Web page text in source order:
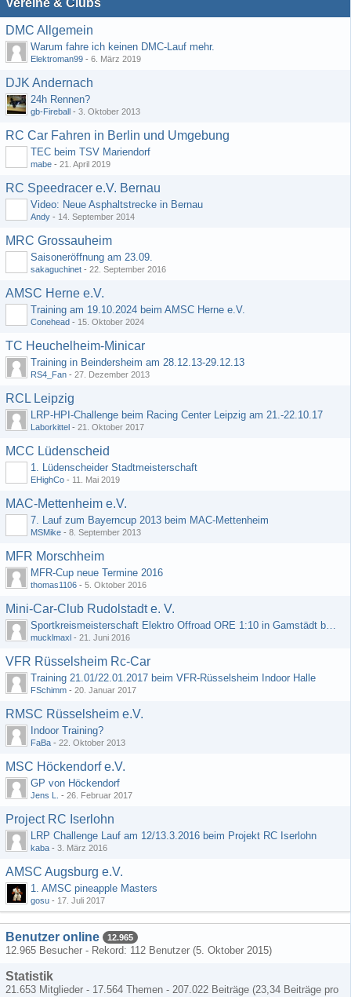
Vereine & Clubs
DMC Allgemein
Warum fahre ich keinen DMC-Lauf mehr.
Elektroman99 - 6. März 2019
DJK Andernach
24h Rennen?
gb-Fireball - 3. Oktober 2013
RC Car Fahren in Berlin und Umgebung
TEC beim TSV Mariendorf
mabe - 21. April 2019
RC Speedracer e.V. Bernau
Video: Neue Asphaltstrecke in Bernau
Andy - 14. September 2014
MRC Grossauheim
Saisoneröffnung am 23.09.
sakaguchinet - 22. September 2016
AMSC Herne e.V.
Training am 19.10.2024 beim AMSC Herne e.V.
Conehead - 15. Oktober 2024
TC Heuchelheim-Minicar
Training in Beindersheim am 28.12.13-29.12.13
RS4_Fan - 27. Dezember 2013
RCL Leipzig
LRP-HPI-Challenge beim Racing Center Leipzig am 21.-22.10.17
Laborkittel - 21. Oktober 2017
MCC Lüdenscheid
1. Lüdenscheider Stadtmeisterschaft
EHighCo - 11. Mai 2019
MAC-Mettenheim e.V.
7. Lauf zum Bayerncup 2013 beim MAC-Mettenheim
MSMike - 8. September 2013
MFR Morschheim
MFR-Cup neue Termine 2016
thomas1106 - 5. Oktober 2016
Mini-Car-Club Rudolstadt e. V.
Sportkreismeisterschaft Elektro Offroad ORE 1:10 in Gamstädt bei Erfurt, Outdoor mit Indoor Ausweichmöglichkeit!!!
mucklmaxl - 21. Juni 2016
VFR Rüsselsheim Rc-Car
Training 21.01/22.01.2017 beim VFR-Rüsselsheim Indoor Halle
FSchimm - 20. Januar 2017
RMSC Rüsselsheim e.V.
Indoor Training?
FaBa - 22. Oktober 2013
MSC Höckendorf e.V.
GP von Höckendorf
Jens L. - 26. Februar 2017
Project RC Iserlohn
LRP Challenge Lauf am 12/13.3.2016 beim Projekt RC Iserlohn
kaba - 3. März 2016
AMSC Augsburg e.V.
1. AMSC pineapple Masters
gosu - 17. Juli 2017
Benutzer online 12.965
12.965 Besucher - Rekord: 112 Benutzer (5. Oktober 2015)
Statistik
21.653 Mitglieder - 17.564 Themen - 207.022 Beiträge (23,34 Beiträge pro